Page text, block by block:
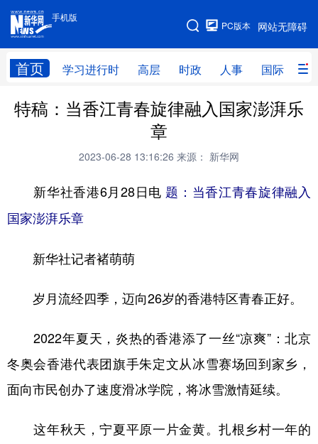
手机版
网站无障碍
PC版本
首页 学习进行时 高层 时政 人事 国际 财
手机版
网站地图
学习进行时 高层 时政 人事
全球连线
科技 科创 量子 体育
文化
访谈 视频
学术中国 乡村振兴 银龄 溯源中国
城市 旅游 能源 会展
公益 一带一路 亚太网 上市公司
特稿：当香江青春旋律融入国家澎湃乐
章
2023-06-28 13:16:26 来源： 新华网
新华社香港6月28日电 题：当香江青春旋律融入
国家澎湃乐章
新华社记者褚萌萌
岁月流经四季，迈向26岁的香港特区青春正好。
2022年夏天，炎热的香港添了一丝“凉爽”：北京
冬奥会香港代表团旗手朱定文从冰雪赛场回到家乡，
面向市民创办了速度滑冰学院，将冰雪激情延续。
这年秋天，宁夏平原一片金黄。扎根乡村一年的